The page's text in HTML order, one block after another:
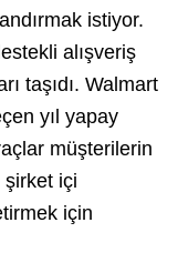
istiyor.
alışveriş
taşıdı. Walmart
yıl yapay
müşterilerin
şirket içi
için